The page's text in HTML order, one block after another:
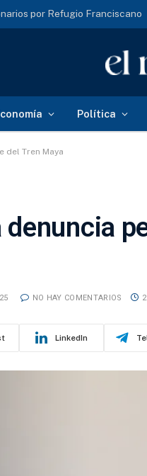
por Refugio Franciscano
Política
del Tren Maya
NO HAY COMENTARIOS
LinkedIn